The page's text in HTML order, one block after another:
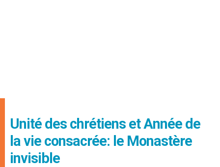
Unité des chrétiens et Année de
la vie consacrée: le Monastère
invisible